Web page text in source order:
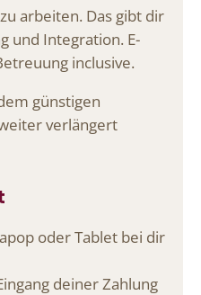
arbeiten. Das gibt dir
und Integration. E-
inclusive.
günstigen
verlängert
oder Tablet bei dir
deiner Zahlung